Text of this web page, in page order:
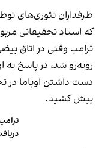
طرفداران تئوری‌های
که اسناد تحقیقاتی
ترامپ وقتی در اتاق
روبه‌رو شد، در پاسخ به
پیش کشید.
دریافت غرامت